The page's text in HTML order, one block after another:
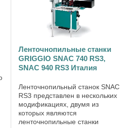
Ленточнопильные станки
GRIGGIO SNAC 740 RS3,
SNAC 940 RS3 Италия
Ленточнопильный станок SNAC
RS3 представлен в нескольких
модификациях, двумя из
которых являются
ленточнопильные станки